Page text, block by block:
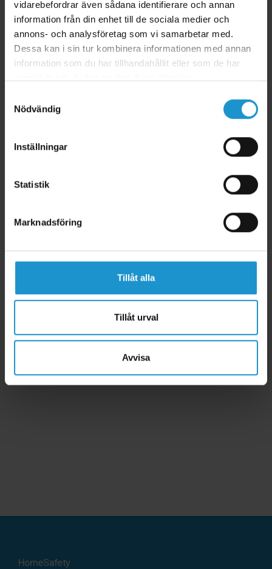
vidarebefordrar även sådana identifierare och annan
information från din enhet till de sociala medier och
annons- och analysföretag som vi samarbetar med.
Dessa kan i sin tur kombinera informationen med annan
information som du har tillhandahållit eller som de har
Nödvändig
Inställningar
Statistik
Marknadsföring
Tillåt alla
Tillåt urval
Avvisa
Montering:Läs medföljande monteringsanvisning
HomeSafety